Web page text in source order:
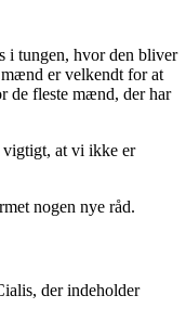
i tungen, hvor den bliver
er velkendt for at
de fleste mænd, der har
at vi ikke er
nogen nye råd.
der indeholder